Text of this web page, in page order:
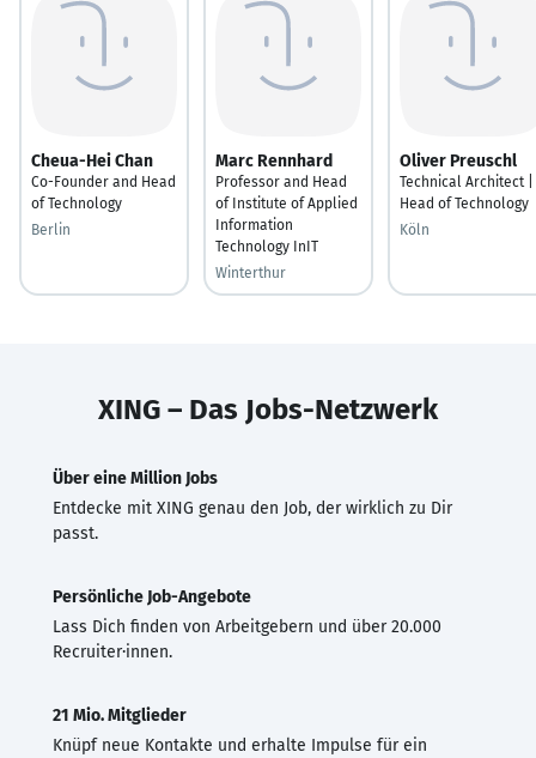
Cheua-Hei Chan
Co-Founder and Head
of Technology
Berlin
Marc Rennhard
Professor and Head
of Institute of Applied
Information
Technology InIT
Winterthur
Oliver Preuschl
Technical Architect |
Head of Technology
Köln
XING – Das Jobs-Netzwerk
Über eine Million Jobs
Entdecke mit XING genau den Job, der wirklich zu Dir
passt.
Persönliche Job-Angebote
Lass Dich finden von Arbeitgebern und über 20.000
Recruiter·innen.
21 Mio. Mitglieder
Knüpf neue Kontakte und erhalte Impulse für ein